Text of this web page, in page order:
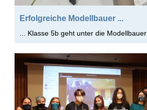
Erfolgreiche Modellbauer ...
... Klasse 5b geht unter die Modellbauer